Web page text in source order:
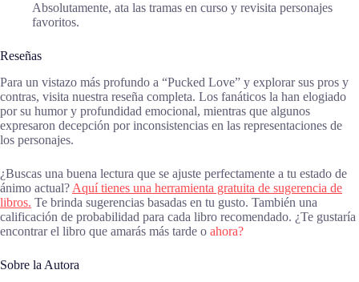
Absolutamente, ata las tramas en curso y revisita personajes
favoritos.
Reseñas
Para un vistazo más profundo a “Pucked Love” y explorar sus pros y
contras, visita nuestra reseña completa. Los fanáticos la han elogiado
por su humor y profundidad emocional, mientras que algunos
expresaron decepción por inconsistencias en las representaciones de
los personajes.
¿Buscas una buena lectura que se ajuste perfectamente a tu estado de
ánimo actual? Aquí tienes una herramienta gratuita de sugerencia de
libros. Te brinda sugerencias basadas en tu gusto. También una
calificación de probabilidad para cada libro recomendado. ¿Te gustaría
encontrar el libro que amarás más tarde o ahora?
Sobre la Autora